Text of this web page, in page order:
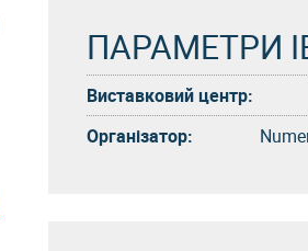
ПАРАМЕТРИ
Виставковий центр:
Організатор: